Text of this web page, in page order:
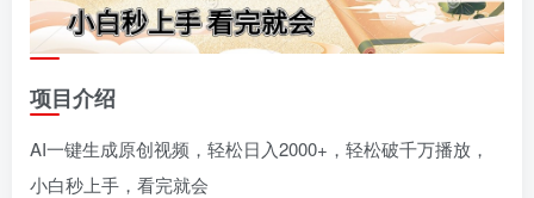
项目介绍
AI一键生成原创视频，轻松日入2000+，轻松破千万播放，
小白秒上手，看完就会